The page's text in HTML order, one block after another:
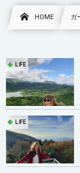
HOME ガ
LIFE
LIFE